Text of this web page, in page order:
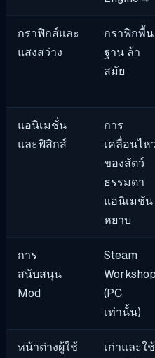
กราฟิกส์และ
แสงสว่าง
กราฟิกพื้น
ฐาน ล้า
สมัย
แอนิเมชั่น
และฟิสิกส์
การ
เคลื่อนไห
ของสัตว์
ธรรมดา
แอนิเมชัน
หยาบ
การ
สนับสนุน
Mod
Steam
Workshop
(PC
เท่านั้น)
หน้าต่างผู้ใช้
เก่าและใช้